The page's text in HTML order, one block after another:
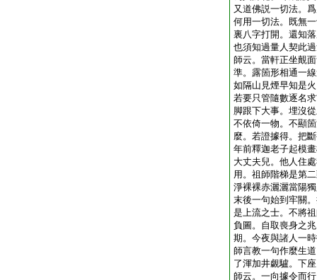
又道佛説一切法。
何用一切法。既無
裏八字打開。還知
也須知過量人契此
師云。當軒正坐覿
準。露箇形相通一
如隔山見煙早知是
若要只管隨數逐名
脚跟下大事。埋沒
不依倚一物。不顯
麼。若證據得。把
年前釋迦老子起模
大丈夫兒。他人住
用。祖師階梯是第
淨裸裸赤灑灑當陽
末後一句始到牢關
是上流之士。不將
負圖。自取喪身之
期。今夜與諸人一
師言教一句作麼生
了渾加井覷驢。下座
師云。一向據令而